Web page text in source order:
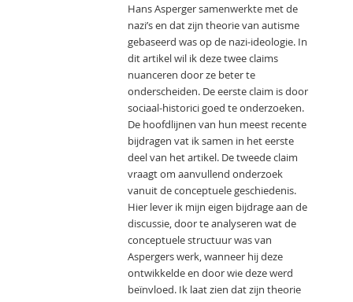
Hans Asperger samenwerkte met de
nazi’s en dat zijn theorie van autisme
gebaseerd was op de nazi-ideologie. In
dit artikel wil ik deze twee claims
nuanceren door ze beter te
onderscheiden. De eerste claim is door
sociaal-historici goed te onderzoeken.
De hoofdlijnen van hun meest recente
bijdragen vat ik samen in het eerste
deel van het artikel. De tweede claim
vraagt om aanvullend onderzoek
vanuit de conceptuele geschiedenis.
Hier lever ik mijn eigen bijdrage aan de
discussie, door te analyseren wat de
conceptuele structuur was van
Aspergers werk, wanneer hij deze
ontwikkelde en door wie deze werd
beïnvloed. Ik laat zien dat zijn theorie